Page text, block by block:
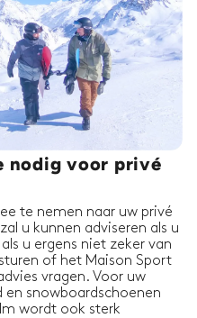
nodig voor privé
te nemen naar uw privé
u kunnen adviseren als u
u ergens niet zeker van
of het Maison Sport
vragen. Voor uw
en snowboardschoenen
wordt ook sterk